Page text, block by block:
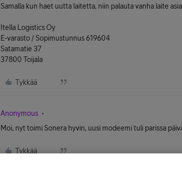
Samalla kun haet uutta laitetta, niin palauta vanha laite
Itella Logistics Oy
E-varasto / Sopimustunnus 619604
Satamatie 37
37800 Toijala
Tykkää
Anonymous
Moi, nyt toimi Sonera hyvin, uusi modeemi tuli parissa
Tykkää